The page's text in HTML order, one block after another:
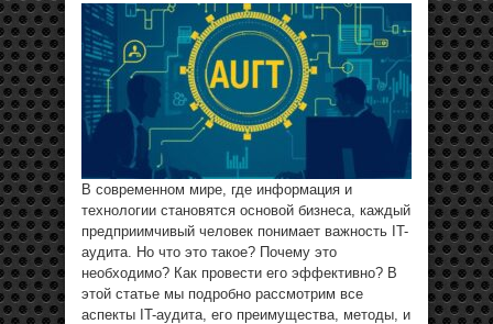
В современном мире, где информация и
технологии становятся основой бизнеса, каждый
предприимчивый человек понимает важность IT-
аудита. Но что это такое? Почему это
необходимо? Как провести его эффективно? В
этой статье мы подробно рассмотрим все
аспекты IT-аудита, его преимущества, методы, и